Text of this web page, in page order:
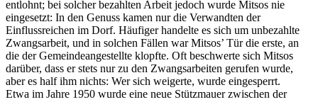
entlohnt; bei solcher bezahlten Arbeit jedoch wurde Mitsos nie
eingesetzt: In den Genuss kamen nur die Verwandten der
Einflussreichen im Dorf. Häufiger handelte es sich um unbezahlte
Zwangsarbeit, und in solchen Fällen war Mitsos’ Tür die erste, an
die der Gemeindeangestellte klopfte. Oft beschwerte sich Mitsos
darüber, dass er stets nur zu den Zwangsarbeiten gerufen wurde,
aber es half ihm nichts: Wer sich weigerte, wurde eingesperrt.
Etwa im Jahre 1950 wurde eine neue Stützmauer zwischen der